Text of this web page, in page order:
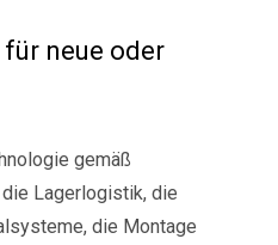
neue oder
gemäß
Lagerlogistik, die
die Montage